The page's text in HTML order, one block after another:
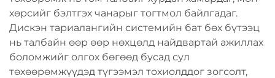
хөрсийг бэлтгэх чанарыг тогтмол байлгадаг.
Дискэн тариалангийн системийн бат бөх бүтээц
нь талбайн өөр өөр нөхцөлд найдвартай ажиллах
боломжийг олгох бөгөөд бусад сул
төхөөрөмжүүдэд түгээмэл тохиолддог зогсолт,